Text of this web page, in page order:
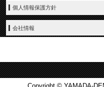
個人情報保護方針
会社情報